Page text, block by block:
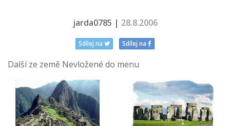
jarda0785 | 28.8.2006
Sdílej na Sdílej na
Další ze země Nevložené do menu